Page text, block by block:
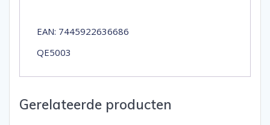
EAN: 7445922636686
QE5003
Gerelateerde producten